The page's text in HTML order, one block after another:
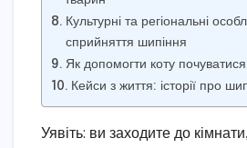
Культурні та регіональні
сприйняття шипіння
Як допомогти коту
Кейси з життя: історії про
Уявіть: ви заходите до